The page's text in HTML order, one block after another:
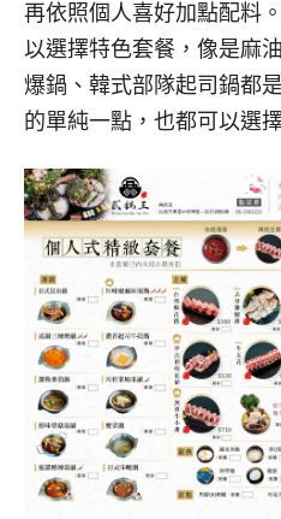
再依照個人喜好加點配料
以選擇特色套餐，像是麻
爆鍋、韓式部隊起司鍋都
的單純一點，也都可以選